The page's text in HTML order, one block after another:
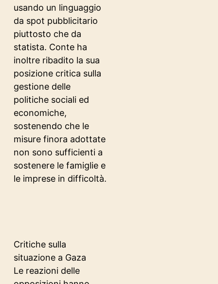
usando un linguaggio
da spot pubblicitario
piuttosto che da
statista. Conte ha
inoltre ribadito la sua
posizione critica sulla
gestione delle
politiche sociali ed
economiche,
sostenendo che le
misure finora adottate
non sono sufficienti a
sostenere le famiglie e
le imprese in difficoltà.
Critiche sulla
situazione a Gaza
Le reazioni delle